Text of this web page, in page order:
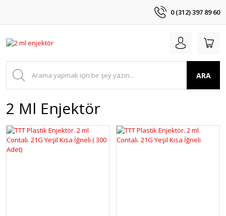
0 (312) 397 89 60
ARA
2 Ml Enjektör